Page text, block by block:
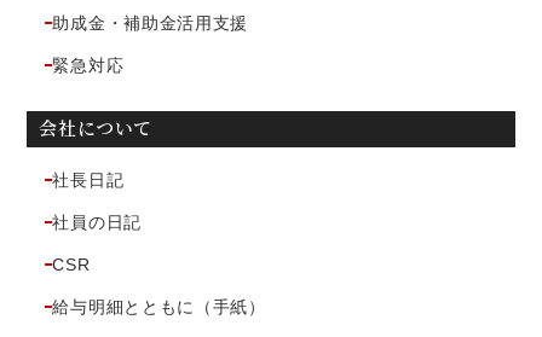
助成金・補助金活用支援
緊急対応
会社について
社長日記
社員の日記
CSR
給与明細とともに（手紙）